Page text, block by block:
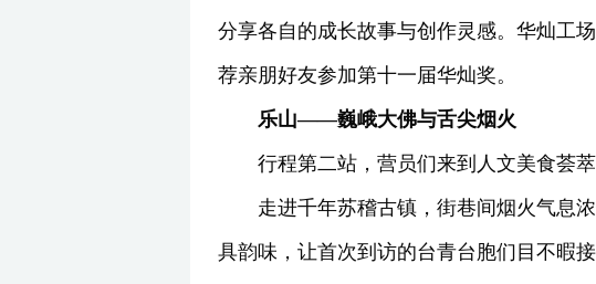
分享各自的成长故事与创作灵感。华灿工
荐亲朋好友参加第十一届华灿奖。
乐山——巍峨大佛与舌尖烟火
行程第二站，营员们来到人文美食荟萃
走进千年苏稽古镇，街巷间烟火气息
具韵味，让首次到访的台青台胞们目不暇